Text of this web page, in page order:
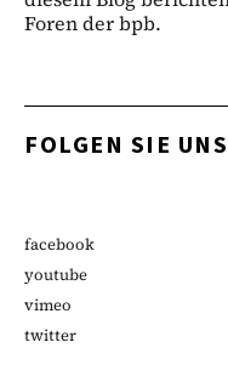
Foren der bpb.
FOLGEN SIE UNS
facebook
youtube
vimeo
twitter